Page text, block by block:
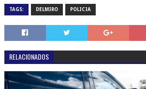
TAGS: DELMIRO POLICIA
RELACIONADOS